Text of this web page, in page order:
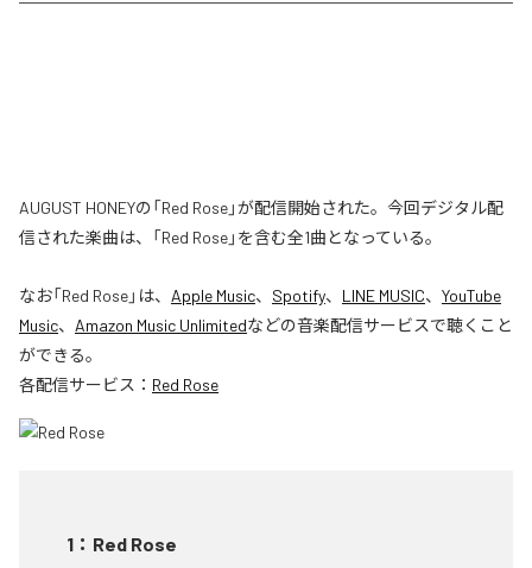
AUGUST HONEYの「Red Rose」が配信開始された。今回デジタル配
信された楽曲は、「Red Rose」を含む全1曲となっている。
なお「Red Rose」は、 Apple Music、 Spotify、 LINE MUSIC、 YouTube
Music、 Amazon Music Unlimitedなどの音楽配信サービスで聴くこと
ができる。
各配信サービス： Red Rose
1 ： Red Rose